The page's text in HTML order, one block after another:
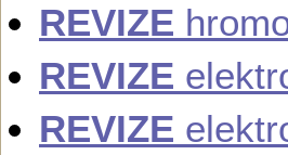
REVIZE
REVIZE
REVIZE